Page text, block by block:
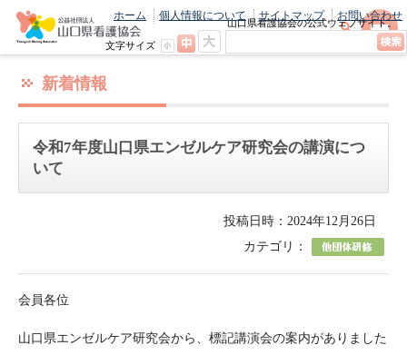
山口県看護協会の公式ウェブサイト。
最新のニュースやお知らせをいち早くお
ホーム 個人情報について サイトマップ お問い合わせ
文字サイズ
新着情報
令和7年度山口県エンゼルケア研究会の講演につ
いて
投稿日時：2024年12月26日
カテゴリ：
会員各位
山口県エンゼルケア研究会から、標記講演会の案内がありました